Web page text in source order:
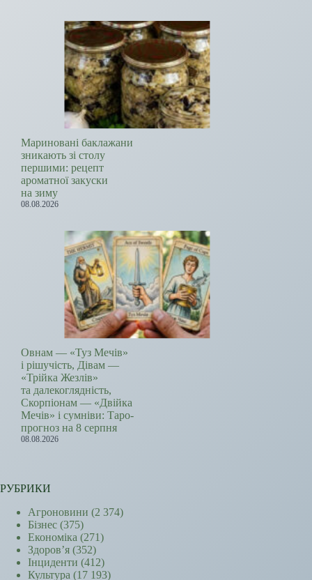
Мариновані баклажани
зникають зі столу
першими: рецепт
ароматної закуски
на зиму
08.08.2026
Овнам — «Туз Мечів»
і рішучість, Дівам —
«Трійка Жезлів»
та далекоглядність,
Скорпіонам — «Двійка
Мечів» і сумніви: Таро-
прогноз на 8 серпня
08.08.2026
РУБРИКИ
Агроновини (2 374)
Бізнес (375)
Економіка (271)
Здоров’я (352)
Інциденти (412)
Культура (17 193)